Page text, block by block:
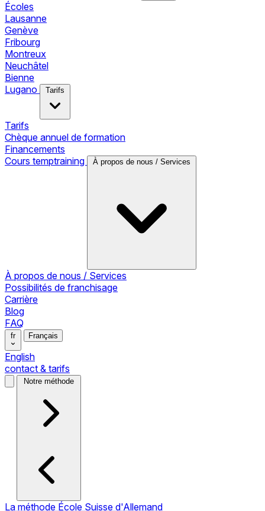
Écoles
Lausanne
Genève
Fribourg
Montreux
Neuchâtel
Bienne
Lugano
Tarifs
Tarifs
Chèque annuel de formation
Financements
Cours temptraining
À propos de nous / Services
À propos de nous / Services
Possibilités de franchisage
Carrière
Blog
FAQ
fr Français
English
contact & tarifs
Notre méthode
La méthode École Suisse d'Allemand